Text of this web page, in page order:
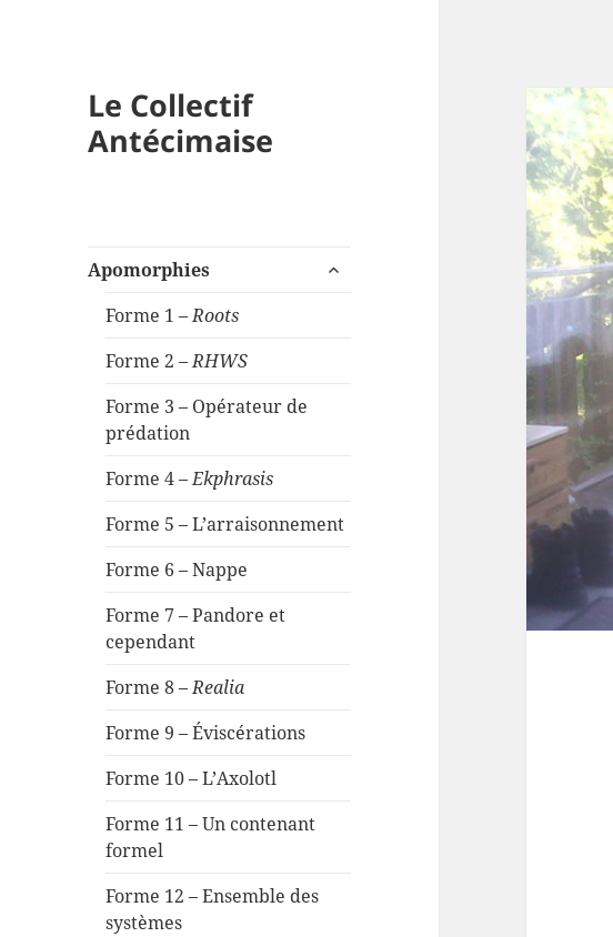
Le Collectif
Antécimaise
Apomorphies
ouvrir
Forme 1 –Roots
Forme 2 –RHWS
Forme 3 – Opérateur de
prédation
Forme 4 –Ekphrasis
Forme 5 – L’arraisonnement
Forme 6 – Nappe
Forme 7 – Pandore et
cependant
Forme 8 –Realia
Forme 9 – Éviscérations
Forme 10 – L’Axolotl
Forme 11 – Un contenant
formel
Forme 12 – Ensemble des
systèmes